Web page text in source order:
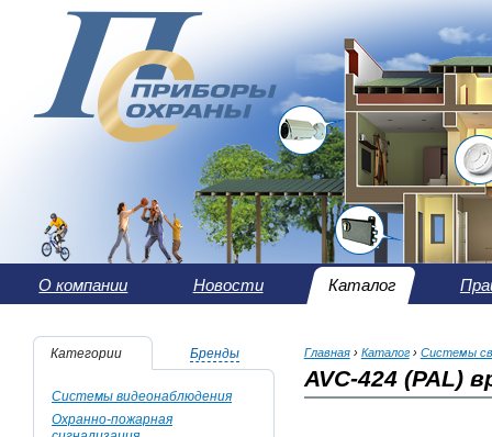
О компании Новости Каталог
Категории Бренды
Системы видеонаблюдения
Охранно-пожарная
Главная› Каталог› Системы
AVC-424 (PAL)